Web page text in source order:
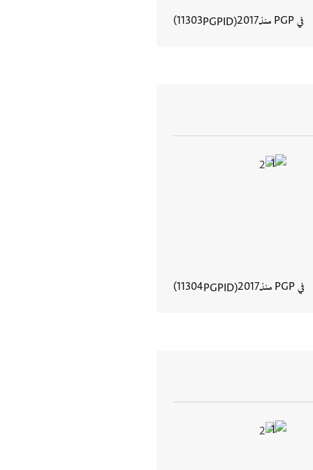
في PGP منذ 2017
PGPID
11303
في PGP منذ 2017
PGPID
11304